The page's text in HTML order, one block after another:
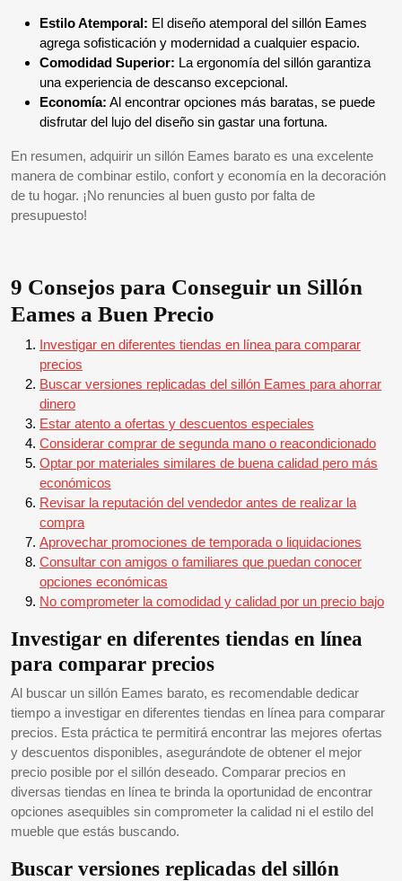
Estilo Atemporal: El diseño atemporal del sillón Eames
agrega sofisticación y modernidad a cualquier espacio.
Comodidad Superior: La ergonomía del sillón garantiza
una experiencia de descanso excepcional.
Economía: Al encontrar opciones más baratas, se puede
disfrutar del lujo del diseño sin gastar una fortuna.
En resumen, adquirir un sillón Eames barato es una excelente
manera de combinar estilo, confort y economía en la decoración
de tu hogar. ¡No renuncies al buen gusto por falta de
presupuesto!
9 Consejos para Conseguir un Sillón
Eames a Buen Precio
Investigar en diferentes tiendas en línea para comparar
precios
Buscar versiones replicadas del sillón Eames para ahorrar
dinero
Estar atento a ofertas y descuentos especiales
Considerar comprar de segunda mano o reacondicionado
Optar por materiales similares de buena calidad pero más
económicos
Revisar la reputación del vendedor antes de realizar la
compra
Aprovechar promociones de temporada o liquidaciones
Consultar con amigos o familiares que puedan conocer
opciones económicas
No comprometer la comodidad y calidad por un precio bajo
Investigar en diferentes tiendas en línea
para comparar precios
Al buscar un sillón Eames barato, es recomendable dedicar
tiempo a investigar en diferentes tiendas en línea para comparar
precios. Esta práctica te permitirá encontrar las mejores ofertas
y descuentos disponibles, asegurándote de obtener el mejor
precio posible por el sillón deseado. Comparar precios en
diversas tiendas en línea te brinda la oportunidad de encontrar
opciones asequibles sin comprometer la calidad ni el estilo del
mueble que estás buscando.
Buscar versiones replicadas del sillón